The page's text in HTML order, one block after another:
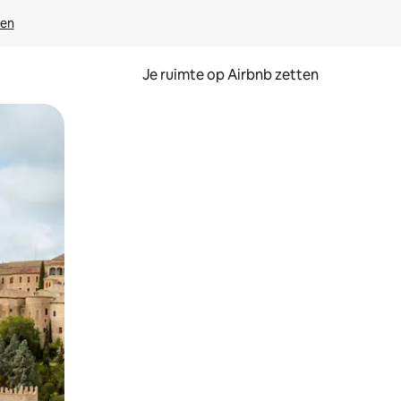
Je ruimte op Airbnb zetten
of swipen.